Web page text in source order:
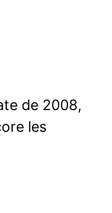
de 2008,
les